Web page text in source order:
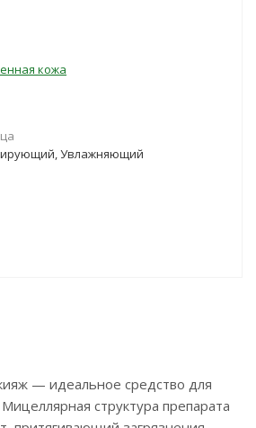
кожа
Увлажняющий
— идеальное средство для
структура препарата